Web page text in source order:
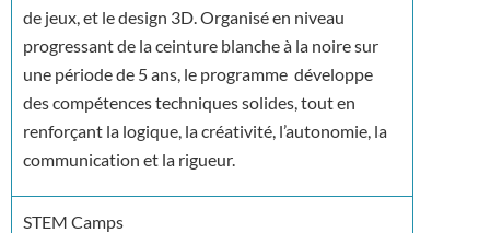
de jeux, et le design 3D. Organisé en niveau
progressant de la ceinture blanche à la noire sur
une période de 5 ans, le programme développe
des compétences techniques solides, tout en
renforçant la logique, la créativité, l’autonomie, la
communication et la rigueur.
STEM Camps